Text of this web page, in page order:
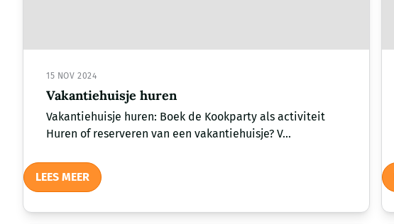
15 NOV 2024
Vakantiehuisje huren
Vakantiehuisje huren: Boek de Kookparty als activiteit
Huren of reserveren van een vakantiehuisje? V...
LEES MEER